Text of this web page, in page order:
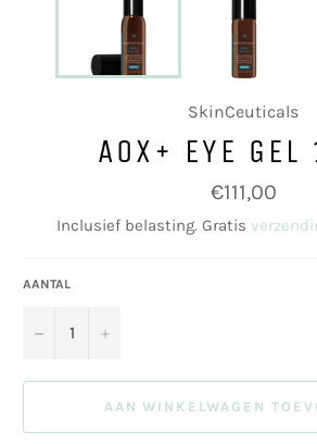
SkinCeuticals
AOX+ EYE GEL
Normale
prijs
€111,00
Inclusief belasting. Gratis
AANTAL
− +
AAN WINKELWAGEN